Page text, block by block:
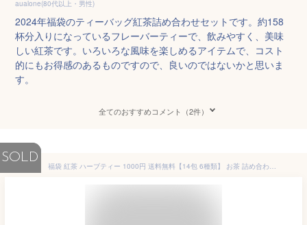
aualone(80代以上・男性)
2024年福袋のティーバッグ紅茶詰め合わせセットです。約158
杯分入りになっているフレーバーティーで、飲みやすく、美味
しい紅茶です。いろいろな風味を楽しめるアイテムで、コスト
的にもお得感のあるものですので、良いのではないかと思いま
す。
全てのおすすめコメント（2件）
SOLD
福袋 紅茶 ハーブティー 1000円 送料無料【14包 6種類】 お茶 詰め合わせ お試しセット ティーバッグ ノンカフェイン オーガニックティー 水出し 紅茶専門店 お得セット セイロンティー アソート ギフト カフェイン オーガニック プレゼント ラッピング可能